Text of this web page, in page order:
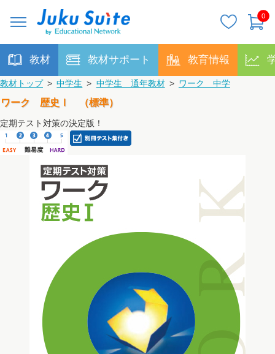
0
教材 教材サポート 教育情報
教材トップ > 中学生 > 中学生 通年教材 > ワーク 中学
ワーク 歴史Ⅰ （標準）
定期テスト対策の決定版！